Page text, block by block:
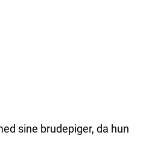
sine brudepiger, da hun